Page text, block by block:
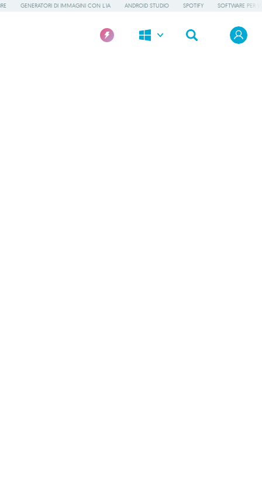
GENERATORI DI IMMAGINI CON L'IA ANDROID STUDIO SPOTIFY SOFTWARE PER